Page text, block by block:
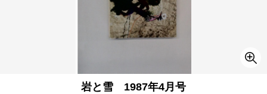
岩と雪 1987年4月号